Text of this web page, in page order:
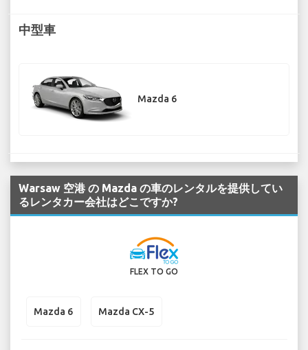
中型車
Mazda 6
Warsaw 空港 の Mazda の車のレンタルを提供してい
るレンタカー会社はどこですか?
FLEX TO GO
Mazda 6 Mazda CX-5